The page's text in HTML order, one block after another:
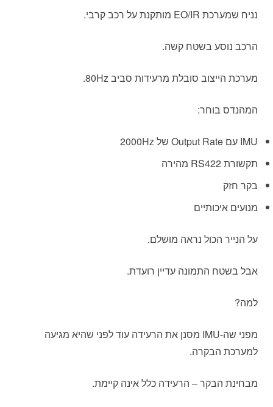
נניח שמערכת EO/IR מותקנת על רכב קרבי.
הרכב נוסע בשטח קשה.
מערכת הייצוב סובלת מרעידות סביב 80Hz.
המהנדס בוחר:
IMU עם Output Rate של 2000Hz
תקשורת RS422 מהירה
בקר חזק
מנועים איכותיים
על הנייר הכול נראה מושלם.
אבל בשטח התמונה עדיין רועדת.
למה?
מפני שה-IMU מסנן את הרעידה עוד לפני שהיא מגיעה
למערכת הבקרה.
מבחינת הבקר – הרעידה כלל אינה קיימת.